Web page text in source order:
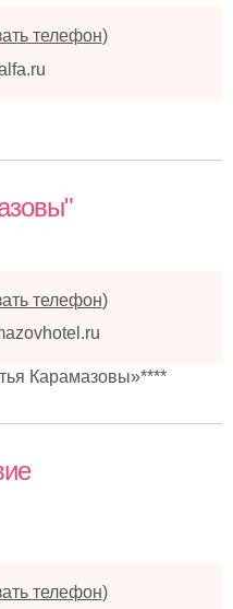
телефон)
телефон)
Карамазовы»****
телефон)